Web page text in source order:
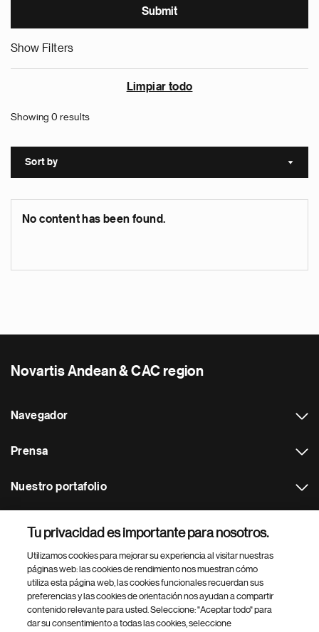
Show Filters
Limpiar todo
Showing 0 results
Sort by Sort
No content has been found.
Novartis Andean & CAC region
Navegador
Prensa
Nuestro portafolio
Footer Site Search
Tu privacidad es importante para nosotros.
Utilizamos cookies para mejorar su experiencia al visitar nuestras
páginas web: las cookies de rendimiento nos muestran cómo
utiliza esta página web, las cookies funcionales recuerdan sus
preferencias y las cookies de orientación nos ayudan a compartir
contenido relevante para usted. Seleccione: "Aceptar todo" para
dar su consentimiento a todas las cookies, seleccione